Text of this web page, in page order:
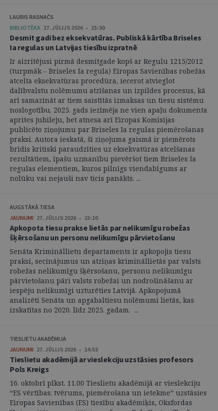
LAURIS RASNAČS
BIBLIOTĒKA 27. JŪLIJS 2026 • 15:30
Desmit gadi bez eksekvatūras. Publiskā kārtība Briseles
Ia regulas un Latvijas tiesību izpratnē
Ir aizritējusi pirmā desmitgade kopš ar Regulu 1215/2012
(turpmāk – Briseles Ia regula) Eiropas Savienības robežās
atcelta eksekvatūras procedūra, iecerot atvieglot
dalībvalstu nolēmumu atzīšanas un izpildes procesus, kā
arī samazināt ar tiem saistītās izmaksas un tiesu sistēmu
noslogotību. 2025. gads iezīmēja ne vien apaļu dokumenta
aprites jubileju, bet atnesa arī Eiropas Komisijas
publicēto ziņojumu par Briseles Ia regulas piemērošanas
praksi. Autora ieskatā, šī ziņojuma gaismā ir piemērots
brīdis kritiski paraudzīties uz eksekvatūras atcelšanas
rezultātiem, īpašu uzmanību pievēršot tiem Briseles Ia
regulas elementiem, kuros pilnīgs viendabīgums ar
nolūku vai nejauši nav ticis panākts. ...
AUGSTĀKĀ TIESA
JAUNUMI 27. JŪLIJS 2026 • 15:10
Apkopota tiesu prakse lietās par nelikumīgu robežas
šķērsošanu un personu nelikumīgu pārvietošanu
Senāta Krimināllietu departaments ir apkopojis tiesu
praksi, secinājumus un atziņas krimināllietās par valsts
robežas nelikumīgu šķērsošanu, personu nelikumīgu
pārvietošanu pāri valsts robežai un nodrošināšanu ar
iespēju nelikumīgi uzturēties Latvijā. Apkopojumā
analizēti Senāta un apgabaltiesu nolēmumi lietās, kas
izskatītas no 2020. līdz 2025. gadam. ...
TIESLIETU AKADĒMIJA
JAUNUMI 27. JŪLIJS 2026 • 14:53
Tieslietu akadēmijā ar vieslekciju uzstāsies profesors
Pols Kreigs
16. oktobrī plkst. 11.00 Tieslietu akadēmijā ar vieslekciju
“ES vērtības: tvērums, piemērošana un ietekme” uzstāsies
Eiropas Savienības (ES) tiesību akadēmiķis, Oksfordas